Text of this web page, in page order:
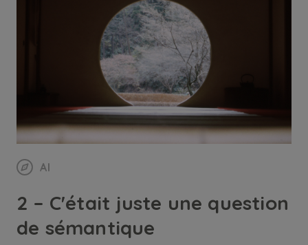
AI
2 – C'était juste une question
de sémantique